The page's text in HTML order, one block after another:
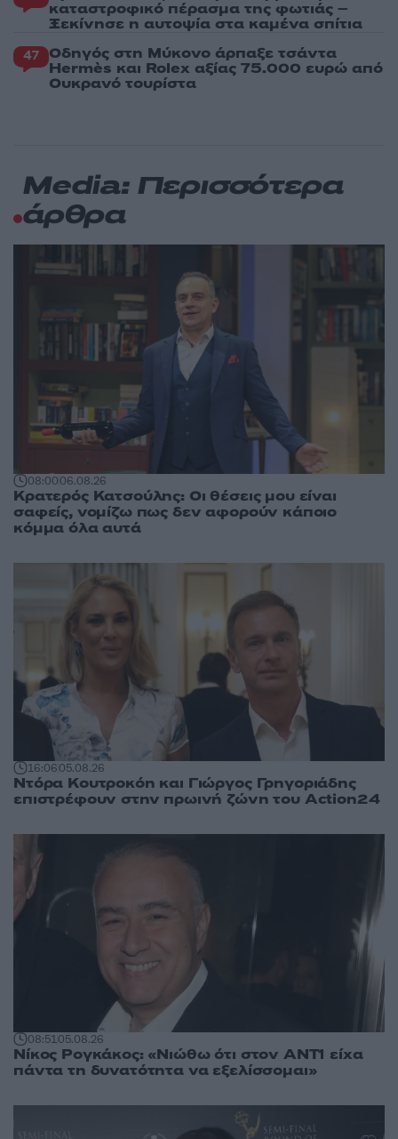
καταστροφικό πέρασμα της φωτιάς –
Ξεκίνησε η αυτοψία στα καμένα σπίτια
47 Οδηγός στη Μύκονο άρπαξε τσάντα
Hermès και Rolex αξίας 75.000 ευρώ από
Ουκρανό τουρίστα
Media: Περισσότερα
άρθρα
08:0006.08.26
Κρατερός Κατσούλης: Οι θέσεις μου είναι
σαφείς, νομίζω πως δεν αφορούν κάποιο
κόμμα όλα αυτά
16:0605.08.26
Ντόρα Κουτροκόη και Γιώργος Γρηγοριάδης
επιστρέφουν στην πρωινή ζώνη του Action24
08:5105.08.26
Νίκος Ρογκάκος: «Νιώθω ότι στον ΑΝΤ1 είχα
πάντα τη δυνατότητα να εξελίσσομαι»